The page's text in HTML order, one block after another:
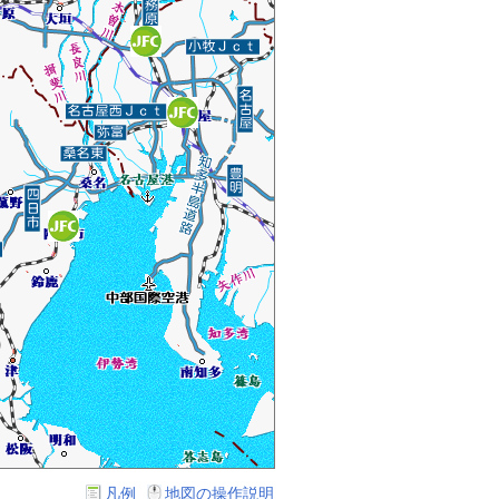
凡例 地図の操作説明